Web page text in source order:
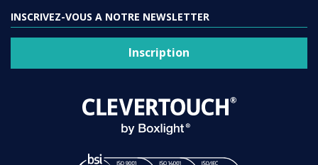
INSCRIVEZ-VOUS A NOTRE NEWSLETTER
Inscription